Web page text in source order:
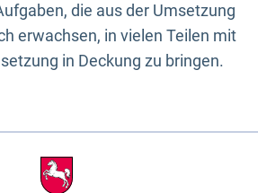
die aus der Umsetzung
erwachsen, in vielen Teilen mit
in Deckung zu bringen.